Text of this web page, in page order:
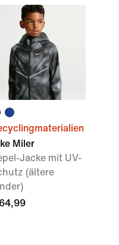
Miler
Jacke mit UV-
(ältere